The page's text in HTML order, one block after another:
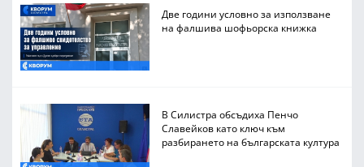
Две години условно за използване
на фалшива шофьорска книжка
В Силистра обсъдиха Пенчо
Славейков като ключ към
разбирането на българската култура